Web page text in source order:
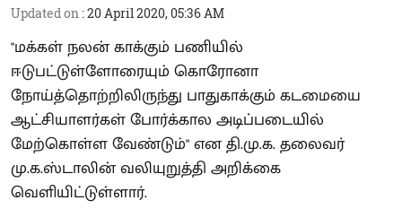
Updated on :20 April 2020, 05:36 AM
"மக்கள் நலன் காக்கும் பணியில்
ஈடுபட்டுள்ளோரையும் கொரோனா
நோய்த்தொற்றிலிருந்து பாதுகாக்கும் கடமையை
ஆட்சியாளர்கள் போர்க்கால அடிப்படையில்
மேற்கொள்ள வேண்டும்" என தி.மு.க. தலைவர்
மு.க.ஸ்டாலின் வலியுறுத்தி அறிக்கை
வெளியிட்டுள்ளார்.